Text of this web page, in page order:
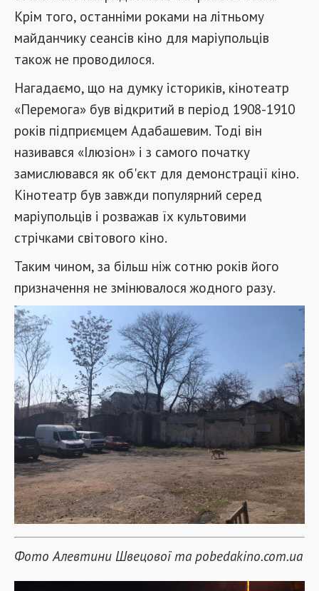
Крім того, останніми роками на літньому
майданчику сеансів кіно для маріупольців
також не проводилося.
Нагадаємо, що на думку істориків, кінотеатр
«Перемога» був відкритий в період 1908-1910
років підприємцем Адабашевим. Тоді він
називався «Ілюзіон» і з самого початку
замислювався як об'єкт для демонстрації кіно.
Кінотеатр був завжди популярний серед
маріупольців і розважав їх культовими
стрічками світового кіно.
Таким чином, за більш ніж сотню років його
призначення не змінювалося жодного разу.
Фото Алевтини Швецової та pobedakino.com.ua